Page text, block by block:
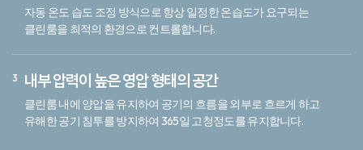
자동 온도 습도 조정 방식으로 항상 일정한 온습도가 요구되는
클린룸을 최적의 환경으로 컨트롤합니다.
내부 압력이 높은 영압 형태의 공간
클린룸 내에 양압을 유지하여 공기의 흐름을 외부로 흐르게 하고
유해한 공기 침투를 방지하여 365일 고청정도를 유지합니다.